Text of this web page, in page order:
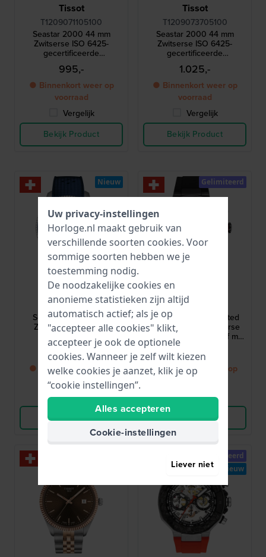
Tissot
T1209071105100
Seastar 2000 44 mm
Zwitserse ISO 6425-
gecertificeerde
automatische duiker met
drukventiel en keramische
lunette
995,-
● Binnenkort weer op
voorraad
Vergelijk
Bekijk Product
Tissot
T1209073705100
Seastar 2000 44 mm
Zwitserse ISO 6425-
gecertificeerde
automatische duiker met
drukventiel en keramische
lunette
1.025,-
● Binnenkort weer op
voorraad
Vergelijk
Bekijk Product
Tissot
T1209071704100
Seastar 2000 44 mm
Zwitserse ISO 6425-
gecertificeerde
automatische duiker met
drukventiel en keramische
lunette
975,-
● Binnenkort weer op
voorraad
Vergelijk
Bekijk Product
Nieuw
T1414173742200
T-Race MotoGP™ Limited
Edition 45 mm Zwitserse
motorsportchronograaf met
695,-
● Binnenkort weer op
voorraad
Vergelijk
Bekijk Product
Gelimiteerd
Gelimiteerd
Nieuw
Uw privacy-instellingen
Horloge.nl maakt gebruik van
verschillende soorten cookies. Voor
sommige soorten hebben we je
toestemming nodig.
De noodzakelijke cookies en
anonieme statistieken zijn altijd
automatisch actief; als je op
"accepteer alle cookies" klikt,
accepteer je ook de optionele
cookies. Wanneer je zelf wilt kiezen
welke cookies je aanzet, klik je op
“cookie instellingen”.
Alles accepteren
Cookie-instellingen
Liever niet